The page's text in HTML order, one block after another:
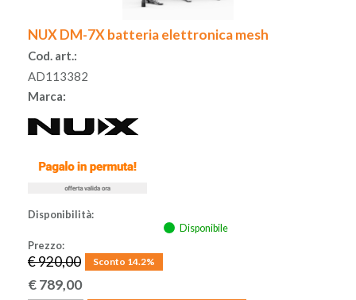
NUX DM-7X batteria elettronica mesh
Cod. art.:
AD113382
Marca:
Disponibilità:
Disponibile
Prezzo:
€ 920,00 Sconto 14.2%
€789,00